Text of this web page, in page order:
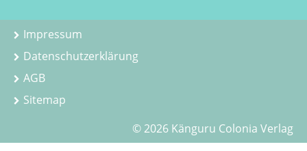
© 2026 Känguru Colonia Verlag
Impressum
Datenschutzerklärung
AGB
Sitemap